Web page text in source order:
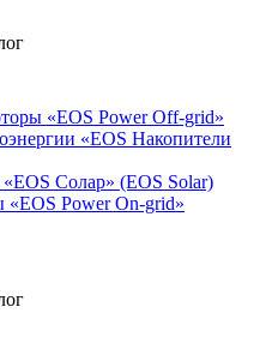
«EOS Power Off-grid»
«EOS Накопители
Солар» (EOS Solar)
«EOS Power On-grid»